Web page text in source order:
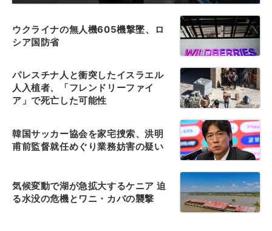
ウクライナの無人機605機撃墜、ロ
シア国防省
パレスチナ人と衝突したイスラエル
人入植者、「フレンドリーファイ
ア」で死亡した可能性
韓国サッカー協会を家宅捜索、洪明
甫前監督就任めぐり業務妨害の疑い
気候変動で湖が急拡大するケニア 迫
る水没の危機とワニ・カバの襲撃